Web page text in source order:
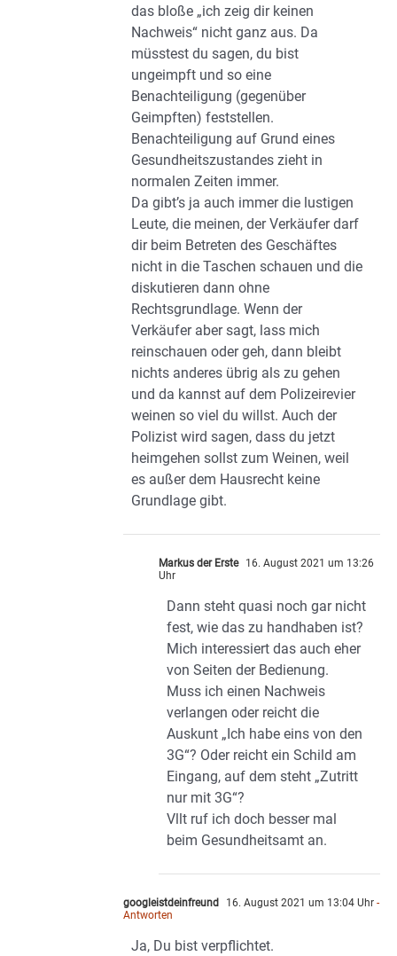
das bloße „ich zeig dir keinen
Nachweis“ nicht ganz aus. Da
müsstest du sagen, du bist
ungeimpft und so eine
Benachteiligung (gegenüber
Geimpften) feststellen.
Benachteiligung auf Grund eines
Gesundheitszustandes zieht in
normalen Zeiten immer.
Da gibt’s ja auch immer die lustigen
Leute, die meinen, der Verkäufer darf
dir beim Betreten des Geschäftes
nicht in die Taschen schauen und die
diskutieren dann ohne
Rechtsgrundlage. Wenn der
Verkäufer aber sagt, lass mich
reinschauen oder geh, dann bleibt
nichts anderes übrig als zu gehen
und da kannst auf dem Polizeirevier
weinen so viel du willst. Auch der
Polizist wird sagen, dass du jetzt
heimgehen sollst zum Weinen, weil
es außer dem Hausrecht keine
Grundlage gibt.
Markus der Erste
16. August 2021 um 13:26
Uhr
Dann steht quasi noch gar nicht
fest, wie das zu handhaben ist?
Mich interessiert das auch eher
von Seiten der Bedienung.
Muss ich einen Nachweis
verlangen oder reicht die
Auskunt „Ich habe eins von den
3G“? Oder reicht ein Schild am
Eingang, auf dem steht „Zutritt
nur mit 3G“?
Vllt ruf ich doch besser mal
beim Gesundheitsamt an.
googleistdeinfreund 16. August 2021 um 13:04 Uhr -
Antworten
Ja, Du bist verpflichtet.